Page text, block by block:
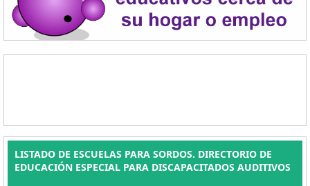
LISTADO DE ESCUELAS PARA SORDOS. DIRECTORIO DE
EDUCACIÓN ESPECIAL PARA DISCAPACITADOS AUDITIVOS